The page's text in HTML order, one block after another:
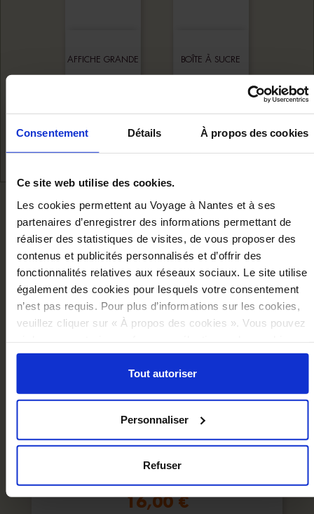
Consentement Détails À propos des cookies
Ce site web utilise des cookies.
Les cookies permettent au Voyage à Nantes et à ses
partenaires d’enregistrer des informations permettant de
réaliser des statistiques de visites, de vous proposer des
contenus et publicités personnalisés et d’offrir des
fonctionnalités relatives aux réseaux sociaux. Le site utilise
également des cookies pour lesquels votre consentement
n’est pas requis. Pour plus d’informations sur les cookies,
veuillez cliquer sur « À propos des cookies ». Vous pouvez
selon les finalités via l'onglet « Détails ». À tout moment,
vous pouvez modifier votre choix en cliquant sur le lien
« Cookies » en bas des pages du site.
Tout autoriser
Personnaliser
Refuser
AFFICHE GRANDE
10,00 €
Ajouter au panier
BOÎTE À SUCRE
12,00 €
Ajouter au
NOUS VOUS
Carnet De Croquis Les Mécaniques Savantes
16,00 €